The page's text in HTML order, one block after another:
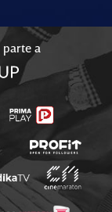
parte a